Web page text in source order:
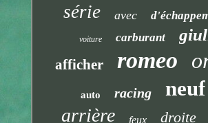
série avec
voiture carburant
afficher romeo
auto racing neuf
arrière feux droite